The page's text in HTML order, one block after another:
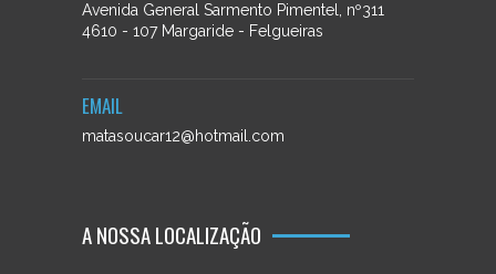
Avenida General Sarmento Pimentel, nº311
4610 - 107 Margaride - Felgueiras
EMAIL
matasoucar12@hotmail.com
A NOSSA LOCALIZAÇÃO